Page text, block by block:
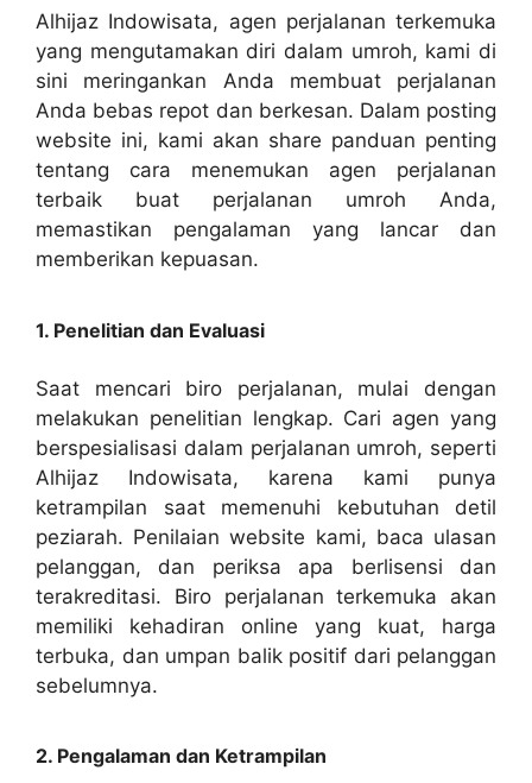
Alhijaz Indowisata, agen perjalanan terkemuka
yang mengutamakan diri dalam umroh, kami di
sini meringankan Anda membuat perjalanan
Anda bebas repot dan berkesan. Dalam posting
website ini, kami akan share panduan penting
tentang cara menemukan agen perjalanan
terbaik buat perjalanan umroh Anda,
memastikan pengalaman yang lancar dan
memberikan kepuasan.
1. Penelitian dan Evaluasi
Saat mencari biro perjalanan, mulai dengan
melakukan penelitian lengkap. Cari agen yang
berspesialisasi dalam perjalanan umroh, seperti
Alhijaz Indowisata, karena kami punya
ketrampilan saat memenuhi kebutuhan detil
peziarah. Penilaian website kami, baca ulasan
pelanggan, dan periksa apa berlisensi dan
terakreditasi. Biro perjalanan terkemuka akan
memiliki kehadiran online yang kuat, harga
terbuka, dan umpan balik positif dari pelanggan
sebelumnya.
2. Pengalaman dan Ketrampilan